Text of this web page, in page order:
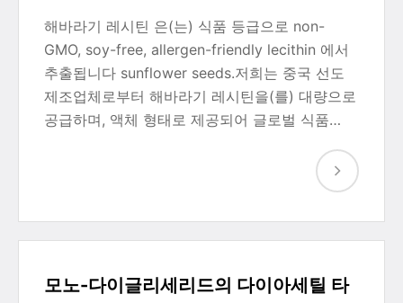
해바라기 레시틴 은(는) 식품 등급으로 non-
GMO, soy-free, allergen-friendly lecithin 에서
추출됩니다 sunflower seeds.저희는 중국 선도
제조업체로부터 해바라기 레시틴을(를) 대량으로
공급하며, 액체 형태로 제공되어 글로벌 식품…
모노-다이글리세리드의 다이아세틸 타